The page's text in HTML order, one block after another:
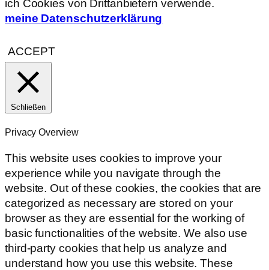
ich Cookies von Drittanbietern verwende.
meine Datenschutzerklärung
ACCEPT
Schließen
Privacy Overview
This website uses cookies to improve your
experience while you navigate through the
website. Out of these cookies, the cookies that are
categorized as necessary are stored on your
browser as they are essential for the working of
basic functionalities of the website. We also use
third-party cookies that help us analyze and
understand how you use this website. These